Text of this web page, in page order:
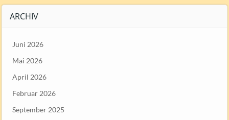
ARCHIV
Juni 2026
Mai 2026
April 2026
Februar 2026
September 2025